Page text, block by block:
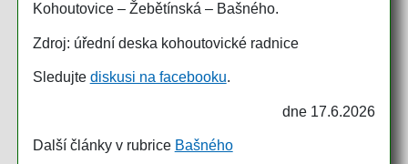
Kohoutovice – Žebětínská – Bašného.
Zdroj: úřední deska kohoutovické radnice
Sledujte diskusi na facebooku.
dne 17.6.2026
Další články v rubrice Bašného